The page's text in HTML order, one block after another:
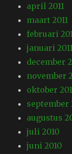
april 2011
maart 2011
februari
januari
december
november
oktober
september
augustus
juli 2010
juni 2010